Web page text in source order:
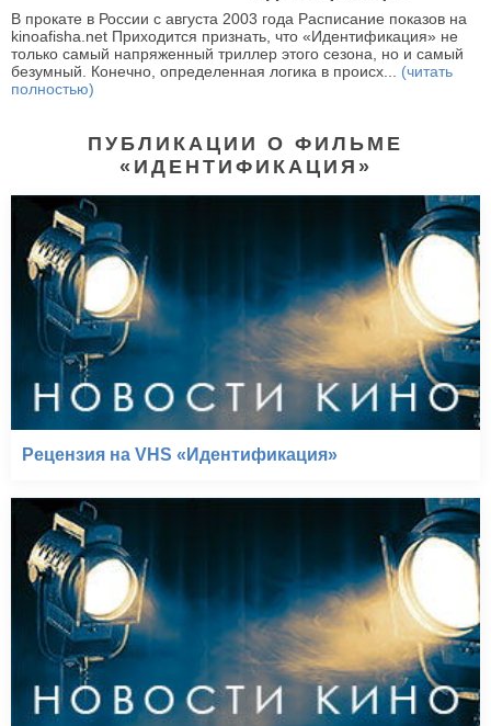
В прокате в России с августа 2003 года Расписание показов на
kinoafisha.net Приходится признать, что «Идентификация» не
только самый напряженный триллер этого сезона, но и самый
безумный. Конечно, определенная логика в происх... (читать
полностью)
ПУБЛИКАЦИИ О ФИЛЬМЕ
«ИДЕНТИФИКАЦИЯ»
Рецензия на VHS «Идентификация»